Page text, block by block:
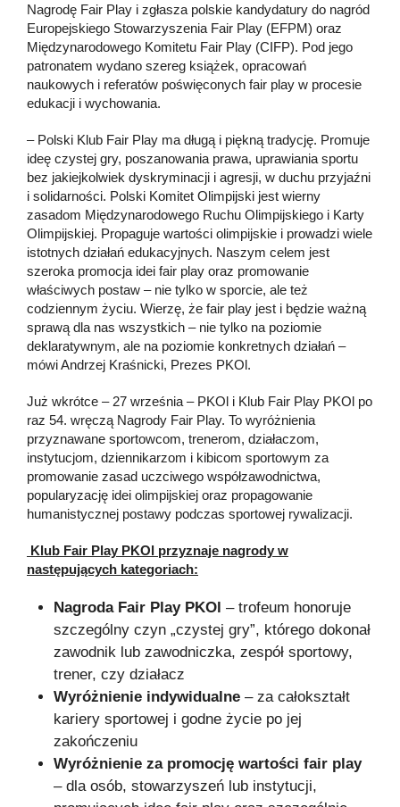
Nagrodę Fair Play i zgłasza polskie kandydatury do nagród
Europejskiego Stowarzyszenia Fair Play (EFPM) oraz
Międzynarodowego Komitetu Fair Play (CIFP). Pod jego
patronatem wydano szereg książek, opracowań
naukowych i referatów poświęconych fair play w procesie
edukacji i wychowania.
– Polski Klub Fair Play ma długą i piękną tradycję. Promuje
ideę czystej gry, poszanowania prawa, uprawiania sportu
bez jakiejkolwiek dyskryminacji i agresji, w duchu przyjaźni
i solidarności. Polski Komitet Olimpijski jest wierny
zasadom Międzynarodowego Ruchu Olimpijskiego i Karty
Olimpijskiej. Propaguje wartości olimpijskie i prowadzi wiele
istotnych działań edukacyjnych. Naszym celem jest
szeroka promocja idei fair play oraz promowanie
właściwych postaw – nie tylko w sporcie, ale też
codziennym życiu. Wierzę, że fair play jest i będzie ważną
sprawą dla nas wszystkich – nie tylko na poziomie
deklaratywnym, ale na poziomie konkretnych działań –
mówi Andrzej Kraśnicki, Prezes PKOl.
Już wkrótce – 27 września – PKOl i Klub Fair Play PKOl po
raz 54. wręczą Nagrody Fair Play. To wyróżnienia
przyznawane sportowcom, trenerom, działaczom,
instytucjom, dziennikarzom i kibicom sportowym za
promowanie zasad uczciwego współzawodnictwa,
popularyzację idei olimpijskiej oraz propagowanie
humanistycznej postawy podczas sportowej rywalizacji.
Klub Fair Play PKOl przyznaje nagrody w
następujących kategoriach:
Nagroda Fair Play PKOl – trofeum honoruje
szczególny czyn „czystej gry”, którego dokonał
zawodnik lub zawodniczka, zespół sportowy,
trener, czy działacz
Wyróżnienie indywidualne – za całokształt
kariery sportowej i godne życie po jej
zakończeniu
Wyróżnienie za promocję wartości fair play
– dla osób, stowarzyszeń lub instytucji,